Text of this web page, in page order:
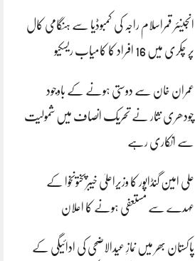
انجینئر قمراسلام راجہ کی کمبوڈیا سے ہنگامی کال
پر چکری میں 16 افراد کا کامیاب ریسکیو
عمران خان سے دوستی ہونے کے باوجود
چودھری نثار نے تحریک انصاف میں شمولیت
سے انکاری رہے
علی امین گنڈاپور کا وزیراعلیٰ خیبرپختونخوا کے
عہدے سے مستعفی ہونے کا اعلان
پاکستان بھر میں نمازِ عیدالاضحی کی ادائیگی کے